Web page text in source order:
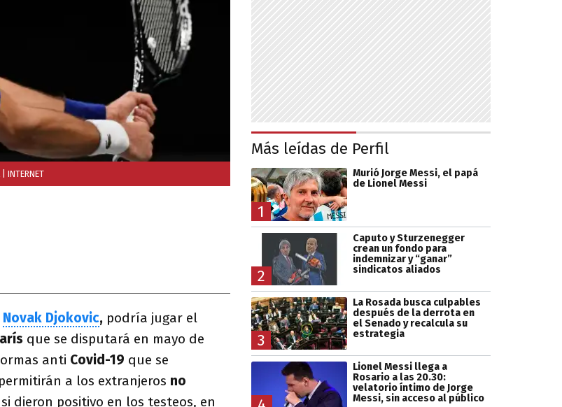
| INTERNET
Novak Djokovic, podría jugar el
que se disputará en mayo de
anti Covid-19 que se
a los extranjeros no
dieron positivo en los testeos, en
Más leídas de Perfil
1
Murió Jorge Messi, el papá
de Lionel Messi
2
Caputo y Sturzenegger
crean un fondo para
indemnizar y “ganar”
sindicatos aliados
3
La Rosada busca culpables
después de la derrota en
el Senado y recalcula su
estrategia
Lionel Messi llega a
Rosario a las 20.30:
velatorio íntimo de Jorge
Messi, sin acceso al público